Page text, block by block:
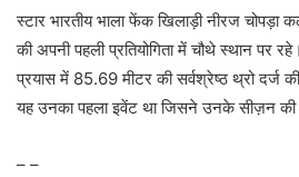
स्टार भारतीय भाला फेंक खिलाड़ी नीरज चोपड़ा
की अपनी पहली प्रतियोगिता में चौथे स्थान पर
प्रयास में 85.69 मीटर की सर्वश्रेष्ठ थ्रो दर्ज
यह उनका पहला इवेंट था जिसने उनके सीज़न
– –